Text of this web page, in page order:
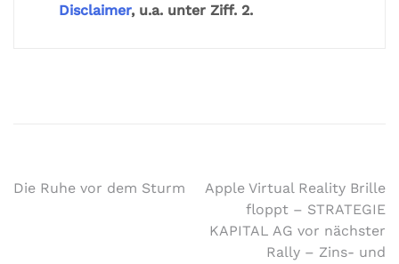
Disclaimer, u.a. unter Ziff. 2.
Die Ruhe vor dem Sturm
Apple Virtual Reality Brille
floppt – STRATEGIE
KAPITAL AG vor nächster
Rally – Zins- und